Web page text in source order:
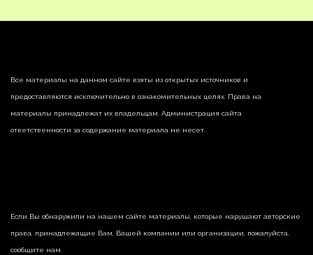
Все материалы на данном сайте взяты из открытых источников и
предоставляются исключительно в ознакомительных целях. Права на
материалы принадлежат их владельцам. Администрация сайта
ответственности за содержание материала не несет.
Если Вы обнаружили на нашем сайте материалы, которые нарушают авторские
права, принадлежащие Вам, Вашей компании или организации, пожалуйста,
сообщите нам.